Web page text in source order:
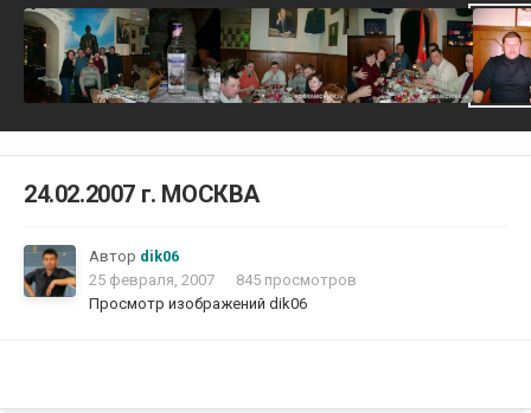
24.02.2007 г. МОСКВА
Автор dik06
25 февраля, 2007
845 просмотров
Просмотр изображений dik06